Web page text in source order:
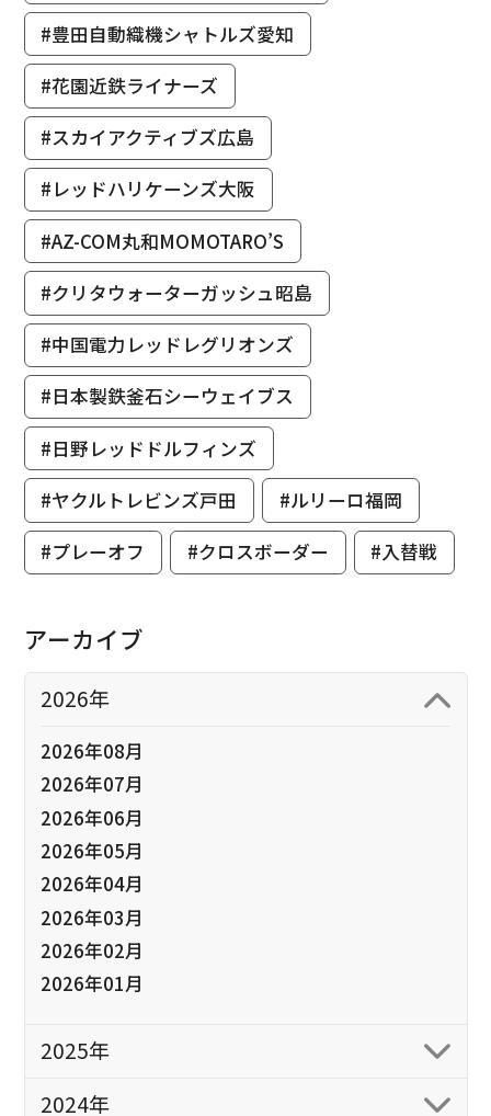
#豊田自動織機シャトルズ愛知
#花園近鉄ライナーズ
#スカイアクティブズ広島
#レッドハリケーンズ大阪
#AZ-COM丸和MOMOTARO’S
#クリタウォーターガッシュ昭島
#中国電力レッドレグリオンズ
#日本製鉄釜石シーウェイブス
#日野レッドドルフィンズ
#ヤクルトレビンズ戸田
#ルリーロ福岡
#プレーオフ
#クロスボーダー #入替戦
アーカイブ
2026年
2026年08月
2026年07月
2026年06月
2026年05月
2026年04月
2026年03月
2026年02月
2026年01月
2025年
2024年